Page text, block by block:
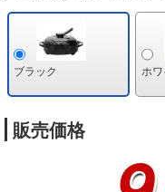
安。黄身には必ず爪楊枝箸等
特許第5344638号。
ブラック ホワ
販売価格